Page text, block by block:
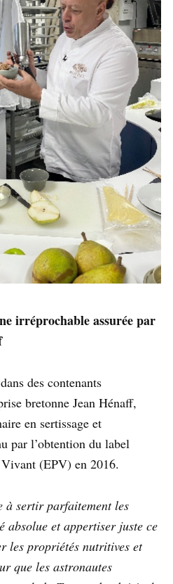
irréprochable assurée par
des contenants
bretonne Jean Hénaff,
en sertissage et
par l’obtention du label
(EPV) en 2016.
à sertir parfaitement les
absolue et appertiser juste ce
les propriétés nutritives et
que les astronautes